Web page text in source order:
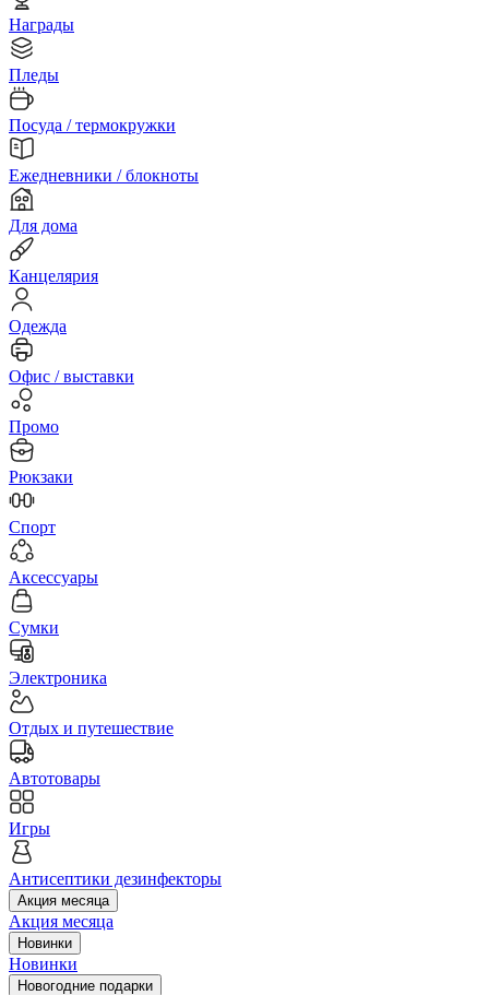
Награды
Пледы
Посуда / термокружки
Ежедневники / блокноты
Для дома
Канцелярия
Одежда
Офис / выставки
Промо
Рюкзаки
Спорт
Аксессуары
Сумки
Электроника
Отдых и путешествие
Автотовары
Игры
Антисептики дезинфекторы
Акция месяца
Акция месяца
Новинки
Новинки
Новогодние подарки